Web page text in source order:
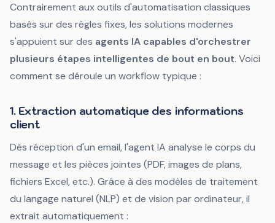
Contrairement aux outils d'automatisation classiques
basés sur des règles fixes, les solutions modernes
s'appuient sur des agents IA capables d'orchestrer
plusieurs étapes intelligentes de bout en bout. Voici
comment se déroule un workflow typique :
1. Extraction automatique des informations
client
Dès réception d'un email, l'agent IA analyse le corps du
message et les pièces jointes (PDF, images de plans,
fichiers Excel, etc.). Grâce à des modèles de traitement
du langage naturel (NLP) et de vision par ordinateur, il
extrait automatiquement :